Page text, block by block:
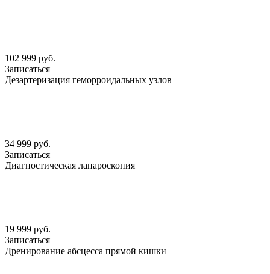
102 999 руб.
Записаться
Дезартеризация геморроидальных узлов
34 999 руб.
Записаться
Диагностическая лапароскопия
19 999 руб.
Записаться
Дренирование абсцесса прямой кишки